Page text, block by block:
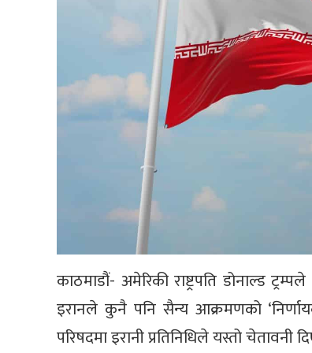
काठमाडौं- अमेरिकी राष्ट्रपति डोनाल्ड
इरानले कुनै पनि सैन्य आक्रमणको
परिषदमा इरानी प्रतिनिधिले यस्तो चेतावनी